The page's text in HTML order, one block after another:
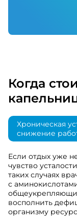
Когда
Хроническая
снижение
Если отдых уже
чувство
таких случаях
с
восполнить
организму